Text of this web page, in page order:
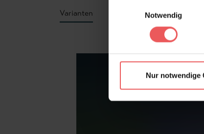
Notwendig
Nur notwendige
Varianten
Produktgalerie überspringen